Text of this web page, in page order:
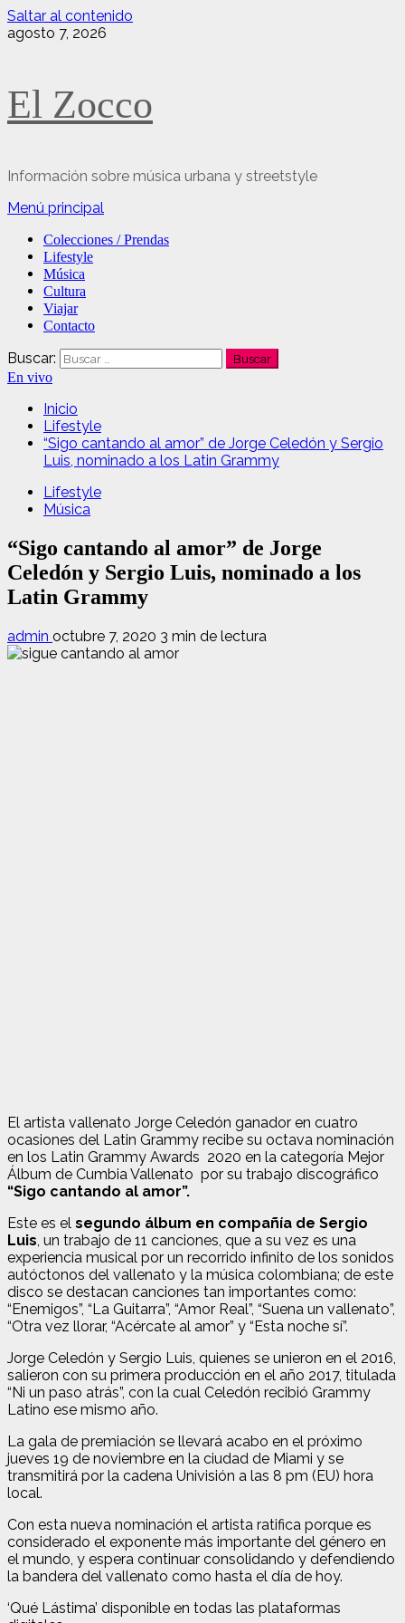
Saltar al contenido
agosto 7, 2026
El Zocco
Información sobre música urbana y streetstyle
Menú principal
Colecciones / Prendas
Lifestyle
Música
Cultura
Viajar
Contacto
Buscar:
En vivo
Inicio
Lifestyle
“Sigo cantando al amor” de Jorge Celedón y Sergio
Luis, nominado a los Latin Grammy
Lifestyle
Música
“Sigo cantando al amor” de Jorge
Celedón y Sergio Luis, nominado a los
Latin Grammy
admin octubre 7, 2020 3 min de lectura
El artista vallenato Jorge Celedón ganador en cuatro
ocasiones del Latin Grammy recibe su octava nominación
en los Latin Grammy Awards 2020 en la categoría Mejor
Álbum de Cumbia Vallenato por su trabajo discográfico
“Sigo cantando al amor”.
Este es el segundo álbum en compañía de Sergio
Luis, un trabajo de 11 canciones, que a su vez es una
experiencia musical por un recorrido infinito de los sonidos
autóctonos del vallenato y la música colombiana; de este
disco se destacan canciones tan importantes como:
“Enemigos”, “La Guitarra”, “Amor Real”, “Suena un vallenato”,
“Otra vez llorar, “Acércate al amor” y “Esta noche sí”.
Jorge Celedón y Sergio Luis, quienes se unieron en el 2016,
salieron con su primera producción en el año 2017, titulada
“Ni un paso atrás”, con la cual Celedón recibió Grammy
Latino ese mismo año.
La gala de premiación se llevará acabo en el próximo
jueves 19 de noviembre en la ciudad de Miami y se
transmitirá por la cadena Univisión a las 8 pm (EU) hora
local.
Con esta nueva nominación el artista ratifica porque es
considerado el exponente más importante del género en
el mundo, y espera continuar consolidando y defendiendo
la bandera del vallenato como hasta el día de hoy.
‘Qué Lástima’ disponible en todas las plataformas